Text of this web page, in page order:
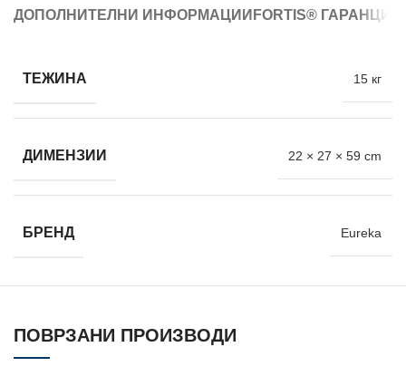
ДОПОЛНИТЕЛНИ ИНФОРМАЦИИ FORTIS®
ТЕЖИНА 15 кг
ДИМЕНЗИИ 22 × 27 × 59 cm
БРЕНД Eureka
ПОВРЗАНИ ПРОИЗВОДИ